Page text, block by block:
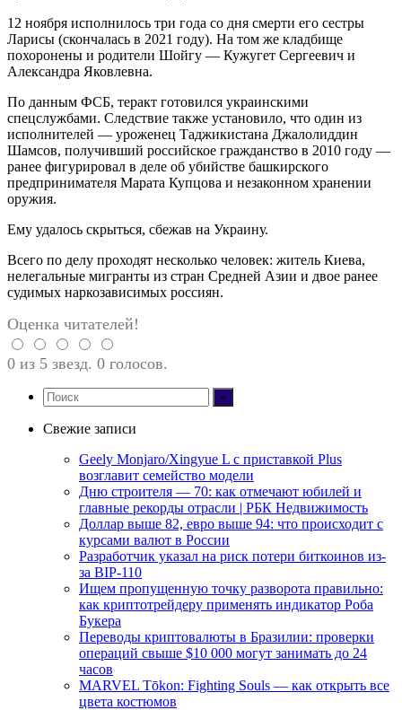
12 ноября исполнилось три года со дня смерти его сестры
Ларисы (скончалась в 2021 году). На том же кладбище
похоронены и родители Шойгу — Кужугет Сергеевич и
Александра Яковлевна.
По данным ФСБ, теракт готовился украинскими
спецслужбами. Следствие также установило, что один из
исполнителей — уроженец Таджикистана Джалолиддин
Шамсов, получивший российское гражданство в 2010 году —
ранее фигурировал в деле об убийстве башкирского
предпринимателя Марата Купцова и незаконном хранении
оружия.
Ему удалось скрыться, сбежав на Украину.
Всего по делу проходят несколько человек: житель Киева,
нелегальные мигранты из стран Средней Азии и двое ранее
судимых наркозависимых россиян.
Оценка читателей!
0 из 5 звезд. 0 голосов.
Свежие записи
Geely Monjaro/Xingyue L с приставкой Plus
возглавит семейство модели
Дню строителя — 70: как отмечают юбилей и
главные рекорды отрасли | РБК Недвижимость
Доллар выше 82, евро выше 94: что происходит с
курсами валют в России
Разработчик указал на риск потери биткоинов из-
за BIP-110
Ищем пропущенную точку разворота правильно:
как криптотрейдеру применять индикатор Роба
Букера
Переводы криптовалюты в Бразилии: проверки
операций свыше $10 000 могут занимать до 24
часов
MARVEL Tōkon: Fighting Souls — как открыть все
цвета костюмов